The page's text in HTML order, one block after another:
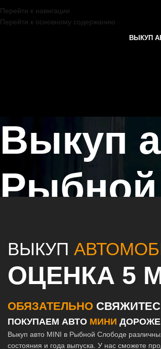
Перейти к навигации
Перейти к основному содержанию
ВЫКУП
Выкуп
ВЫКУП
ОЦЕНКА 5
ОБЯЗАТЕЛЬНО
ПОКУПАЕМ АВТО МИНИ ДОРОЖЕ
Выкуп авто MINI в Рыбной Слободе
состояния и года выпуска. У нас сможете